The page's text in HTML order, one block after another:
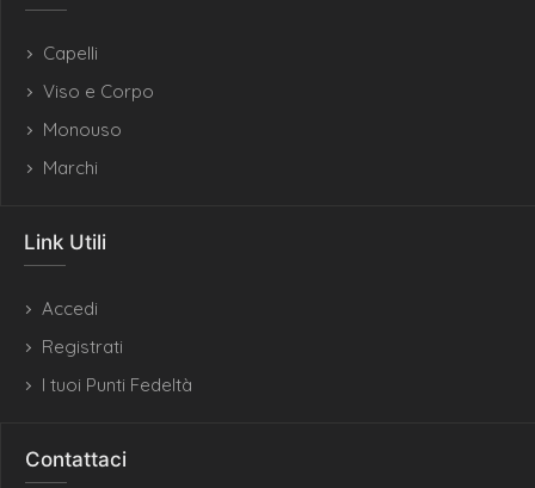
Capelli
Viso e Corpo
Monouso
Marchi
Link Utili
Accedi
Registrati
I tuoi Punti Fedeltà
Contattaci